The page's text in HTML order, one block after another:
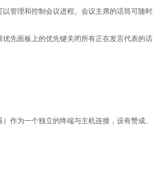
以管理和控制会议进程。会议主席的话筒可随
优先面板上的优先键关闭所有正在发言代表的
）作为一个独立的终端与主机连接，设有赞成